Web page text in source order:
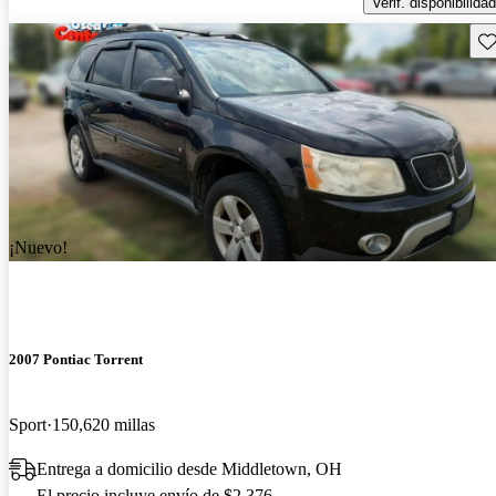
¡Nuevo!
2007 Pontiac Torrent
Sport 150,620 millas
Entrega a domicilio desde Middletown, OH